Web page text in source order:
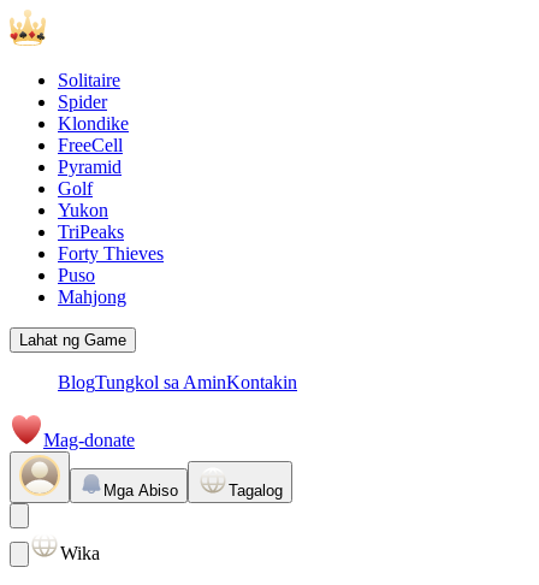
Solitaire
Spider
Klondike
FreeCell
Pyramid
Golf
Yukon
TriPeaks
Forty Thieves
Puso
Mahjong
Lahat ng Game
BlogTungkol sa AminKontakin
Mag-donate
Mga Abiso Tagalog
Wika